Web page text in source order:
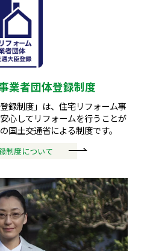
業者団体登録制度
録制度」は、住宅リフォーム事
心してリフォームを行うことが
国土交通省による制度です。
制度について